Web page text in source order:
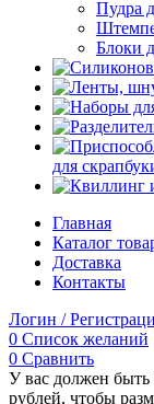
Пудра
Блоки
для
Главная
Каталог
Доставка
Контакты
Логин /
0 Список желаний
0 Сравнить
У вас должен быть
рублей, чтобы